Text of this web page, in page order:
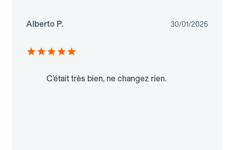
Alberto P. 30/01/2025
C’était très bien, ne changez rien.